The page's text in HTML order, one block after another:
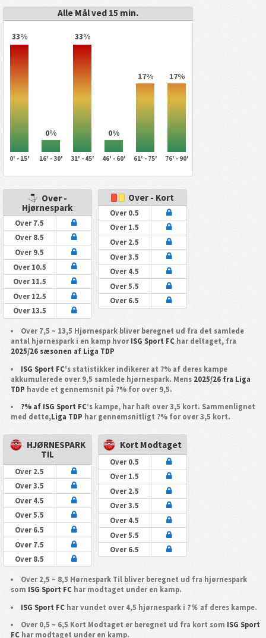
Alle Mål ved 15 min.
33%
0%
33%
0%
17% 17%
0' - 15' 16' - 30' 31' - 45' 46' - 60' 61' - 75' 76' - 90'
Over -
Hjørnespark
Over 7.5
Over 8.5
Over 9.5
Over 10.5
Over 11.5
Over 12.5
Over 13.5
Over - Kort
Over 0.5
Over 1.5
Over 2.5
Over 3.5
Over 4.5
Over 5.5
Over 6.5
Over 7,5 ~ 13,5 Hjørnespark bliver beregnet ud fra det samlede
antal hjørnespark i en kamp hvor ISG Sport FChar deltaget, fra
2025/26 sæsonen af Liga TDP
ISG Sport FC's statistikker indikerer at ?% af deres kampe
akkumulerede over 9,5 samlede hjørnespark. Mens 2025/26 fra Liga
TDP havde et gennemsnit på ?% for over 9,5.
?% af ISG Sport FC‘s kampe, har haft over 3,5 kort. Sammenlignet
med dette,Liga TDP har gennemsnitligt ?% for over 3,5 kort.
HJØRNESPARK
TIL
Over 2.5
Over 3.5
Over 4.5
Over 5.5
Over 6.5
Over 7.5
Over 8.5
Kort Modtaget
Over 0.5
Over 1.5
Over 2.5
Over 3.5
Over 4.5
Over 5.5
Over 6.5
Over 2,5 ~ 8,5 Hørnespark Til bliver beregnet ud fra hjørnespark
som ISG Sport FChar modtaget under en kamp.
ISG Sport FC har vundet over 4,5 hjørnespark i ?％ af deres kampe.
Over 0,5 ~ 6,5 Kort Modtaget er beregnet ud fra kort som ISG Sport
FChar modtaget under en kamp.